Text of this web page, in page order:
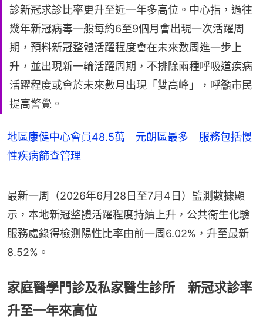
診新冠求診比率更升至近一年多高位。中心指，過往
幾年新冠病毒一般每約6至9個月會出現一次活躍周
期，預料新冠整體活躍程度會在未來數周進一步上
升，並出現新一輪活躍周期，不排除兩種呼吸道疾病
活躍程度或會於未來數月出現「雙高峰」，呼籲市民
提高警覺。
地區康健中心會員48.5萬 元朗區最多 服務包括慢
性疾病篩查管理
最新一周（2026年6月28日至7月4日）監測數據顯
示，本地新冠整體活躍程度持續上升，公共衞生化驗
服務處錄得檢測陽性比率由前一周6.02%，升至最新
8.52%。
家庭醫學門診及私家醫生診所 新冠求診率
升至一年來高位